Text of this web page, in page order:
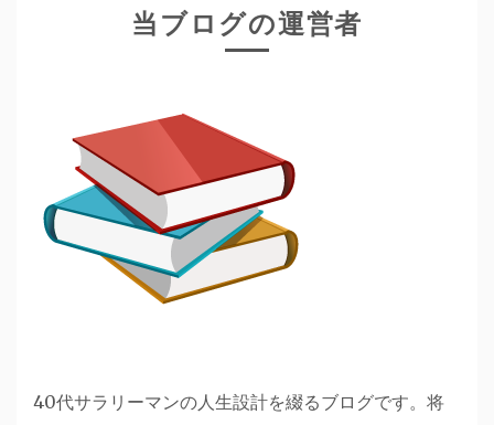
当ブログの運営者
40代サラリーマンの人生設計を綴るブログです。将